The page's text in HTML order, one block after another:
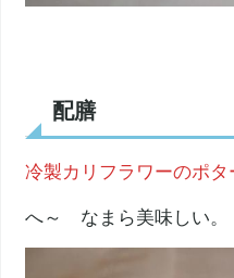
配膳
冷製カリフラワーのポタ
へ～ なまら美味しい。